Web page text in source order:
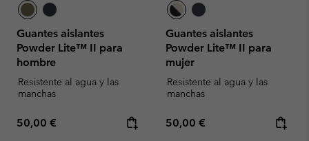
Guantes aislantes
Powder Lite™ II para
hombre
Resistente al agua y las
manchas
Regular price:
50,00 €
Guantes aislantes
Powder Lite™ II para
mujer
Resistente al agua y las
manchas
Regular price:
50,00 €